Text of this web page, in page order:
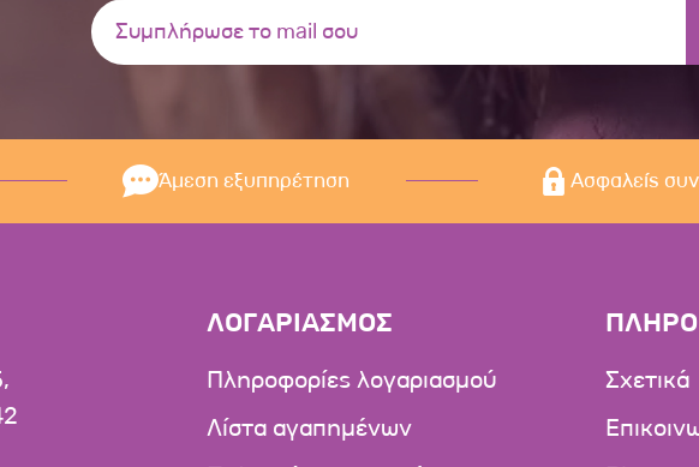
Άμεση εξυπηρέτηση Ασφαλείς
ΛΟΓΑΡΙΑΣΜΟΣ
Πληροφορίες λογαριασμού
Λίστα αγαπημένων
Σχετικά